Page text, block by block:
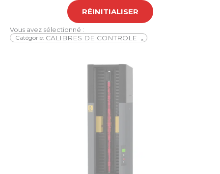
Accessoires Plastiform
Mallettes Plastiform
INSTRUMENTS A MAIN
Pied à coulisse
Pied à coulisse grandes dimensions
Comparateurs analogiques
Comparateurs digitaux
Banc de contrôle de comparateur
Indicateurs à levier analogiques
Indicateurs à levier digitaux
Supports comparateurs
RÉINITIALISER
Vous avez sélectionné :
Catégorie: CALIBRES DE CONTROLE ×